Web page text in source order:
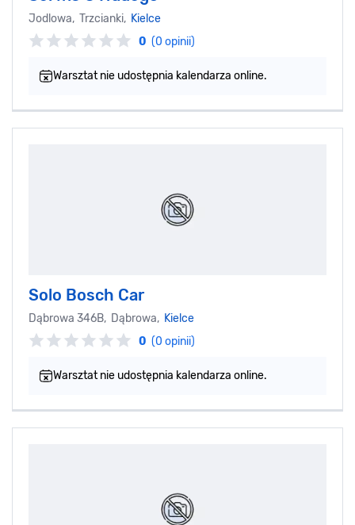
Jodlowa, Trzcianki, Kielce
0 (0 opinii)
Warsztat nie udostępnia kalendarza online.
Solo Bosch Car
Dąbrowa 346B, Dąbrowa, Kielce
0 (0 opinii)
Warsztat nie udostępnia kalendarza online.